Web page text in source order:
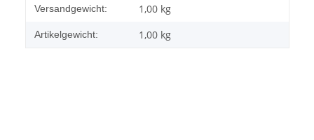
Produkteigenschaft
Wert
Versandgewicht: 1,00 kg
Artikelgewicht: 1,00 kg